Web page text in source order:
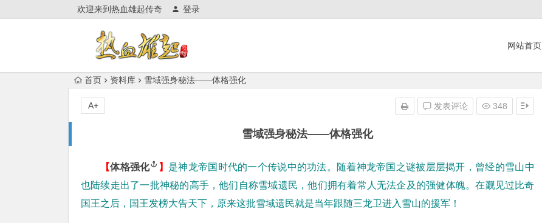
欢迎来到热血雄起传奇 登录
网站首页
首页 资料库 雪域强身秘法——体格强化
雪域强身秘法——体格强化
发表评论 348
A+
【体格强化 】 是神龙帝国时代的一个传说中的功法。随着神龙帝国之谜被层层揭开，曾经的雪山中
也陆续走出了一批神秘的高手，他们自称雪域遗民，他们拥有着常人无法企及的强健体魄。在觐见过比奇
国王之后，国王发榜大告天下，原来这批雪域遗民就是当年跟随三龙卫进入雪山的援军！